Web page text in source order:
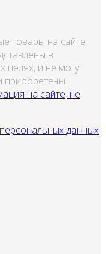
товары на сайте
в
целях, и не могут
приобретены
на сайте, не
данных